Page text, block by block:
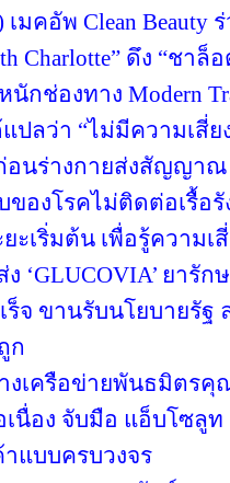
เมคอัพ Clean Beauty
Charlotte” ดึง “ช
นักช่องทาง Modern
ปลว่า “ไม่มีความเสี่ย
อนร่างกายส่งสัญญาณ
ของโรคไม่ติดต่อเรื้
ะเริ่มต้น เพื่อรู้ความเ
‘GLUCOVIA’ ยารั
จ ขานรับนโยบายรัฐ
ก
งเครือข่ายพันธมิตร
นื่อง จับมือ แอ็บโซลู
แบบครบวงจร